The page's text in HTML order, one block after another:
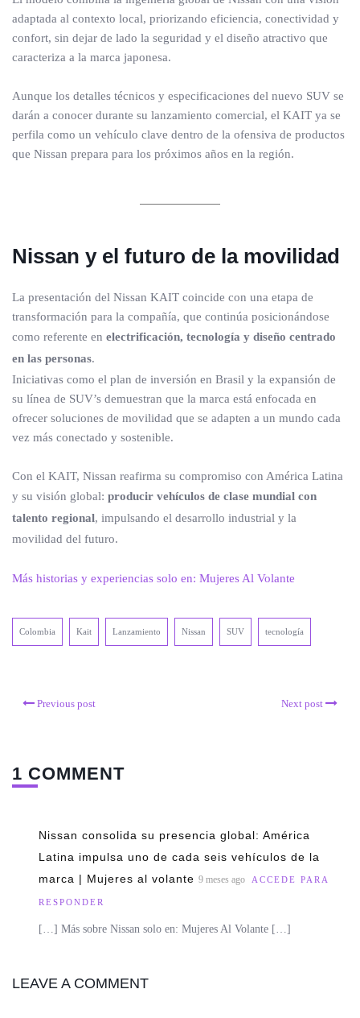
adaptada al contexto local, priorizando eficiencia, conectividad y
confort, sin dejar de lado la seguridad y el diseño atractivo que
caracteriza a la marca japonesa.
Aunque los detalles técnicos y especificaciones del nuevo SUV se
darán a conocer durante su lanzamiento comercial, el KAIT ya se
perfila como un vehículo clave dentro de la ofensiva de productos
que Nissan prepara para los próximos años en la región.
Nissan y el futuro de la movilidad
La presentación del Nissan KAIT coincide con una etapa de
transformación para la compañía, que continúa posicionándose
como referente en electrificación, tecnología y diseño centrado
en las personas.
Iniciativas como el plan de inversión en Brasil y la expansión de
su línea de SUV’s demuestran que la marca está enfocada en
ofrecer soluciones de movilidad que se adapten a un mundo cada
vez más conectado y sostenible.
Con el KAIT, Nissan reafirma su compromiso con América Latina
y su visión global: producir vehículos de clase mundial con
talento regional, impulsando el desarrollo industrial y la
movilidad del futuro.
Más historias y experiencias solo en: Mujeres Al Volante
Colombia Kait Lanzamiento Nissan SUV tecnología
Previous post Next post
1 COMMENT
Nissan consolida su presencia global: América
Latina impulsa uno de cada seis vehículos de la
marca | Mujeres al volante 9 meses ago ACCEDE PARA
RESPONDER
[…] Más sobre Nissan solo en: Mujeres Al Volante […]
LEAVE A COMMENT